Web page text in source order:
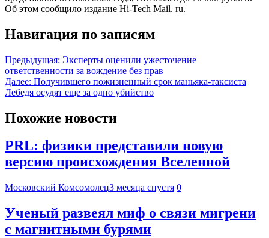
Об этом сообщило издание Hi-Tech Mail. ru.
Навигация по записям
Предыдущая: Эксперты оценили ужесточение
ответственности за вождение без прав
Далее: Получившего пожизненный срок маньяка-таксиста
Лебедя осудят еще за одно убийство
Похожие новости
PRL: физики представили новую
версию происхождения Вселенной
Московский Комсомолец3 месяца спустя 0
Ученый развеял миф о связи мигрени
с магнитными бурями